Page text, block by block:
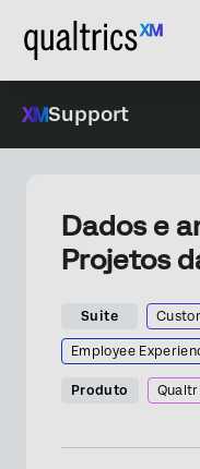
Support
Dados e
Projetos
Suite
Employee
Produto